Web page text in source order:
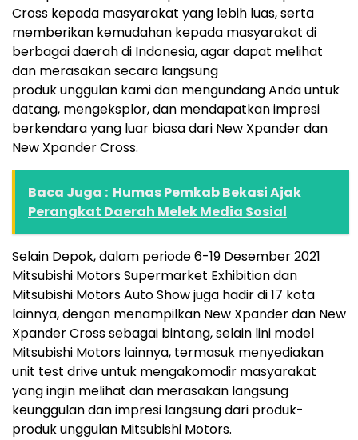
Cross kepada masyarakat yang lebih luas, serta
memberikan kemudahan kepada masyarakat di
berbagai daerah di Indonesia, agar dapat melihat
dan merasakan secara langsung
produk unggulan kami dan mengundang Anda untuk
datang, mengeksplor, dan mendapatkan impresi
berkendara yang luar biasa dari New Xpander dan
New Xpander Cross.
Baca Juga : Humas Pemkab Bekasi Ajak
Perangkat Daerah Melek Media Sosial
Selain Depok, dalam periode 6-19 Desember 2021
Mitsubishi Motors Supermarket Exhibition dan
Mitsubishi Motors Auto Show juga hadir di 17 kota
lainnya, dengan menampilkan New Xpander dan New
Xpander Cross sebagai bintang, selain lini model
Mitsubishi Motors lainnya, termasuk menyediakan
unit test drive untuk mengakomodir masyarakat
yang ingin melihat dan merasakan langsung
keunggulan dan impresi langsung dari produk-
produk unggulan Mitsubishi Motors.